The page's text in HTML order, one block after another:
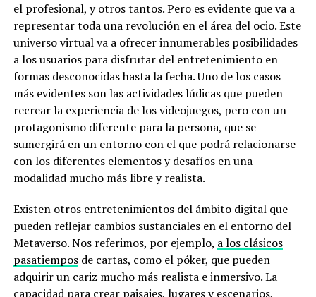
el profesional, y otros tantos. Pero es evidente que va a
representar toda una revolución en el área del ocio. Este
universo virtual va a ofrecer innumerables posibilidades
a los usuarios para disfrutar del entretenimiento en
formas desconocidas hasta la fecha. Uno de los casos
más evidentes son las actividades lúdicas que pueden
recrear la experiencia de los videojuegos, pero con un
protagonismo diferente para la persona, que se
sumergirá en un entorno con el que podrá relacionarse
con los diferentes elementos y desafíos en una
modalidad mucho más libre y realista.
Existen otros entretenimientos del ámbito digital que
pueden reflejar cambios sustanciales en el entorno del
Metaverso. Nos referimos, por ejemplo, a los clásicos
pasatiemposde cartas, como el póker, que pueden
adquirir un cariz mucho más realista e inmersivo. La
capacidad para crear paisajes, lugares y escenarios,